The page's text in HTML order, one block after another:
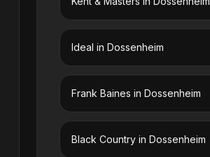
Ideal in Dossenheim
Frank Baines in Dossenheim
Black Country in Dossenheim